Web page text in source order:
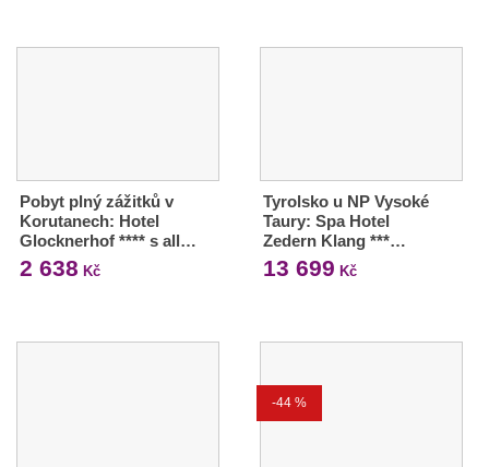
Pobyt plný zážitků v
Korutanech: Hotel
Glocknerhof **** s all…
2 638 Kč
Tyrolsko u NP Vysoké
Taury: Spa Hotel
Zedern Klang ***…
13 699 Kč
-44 %